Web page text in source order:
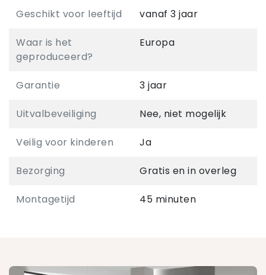
Geschikt voor leeftijd vanaf 3 jaar
Waar is het
geproduceerd?
Europa
Garantie 3 jaar
Uitvalbeveiliging Nee, niet mogelijk
Veilig voor kinderen Ja
Bezorging Gratis en in overleg
Montagetijd 45 minuten